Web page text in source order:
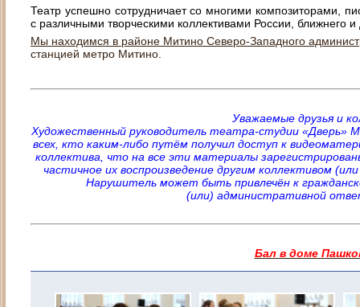
Театр успешно сотрудничает со многими композиторами,
с различными творческими коллективами России, ближнего и
Мы находимся в районе Митино Северо-Западного
станцией метро Митино.
Уважаемые друзья и
Художественный руководитель театра-студии «Дверь»
всех, кто каким-либо путём получил доступ к
коллектива, что на все эти материалы
частичное их воспроизведение другим коллективом
Нарушитель может быть привлечён к
(или) административной
Бал в доме